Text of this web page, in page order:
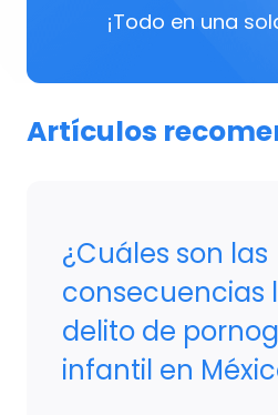
¡Todo en una
Artículos
¿Cuáles son las
consecuencias
delito de
infantil en